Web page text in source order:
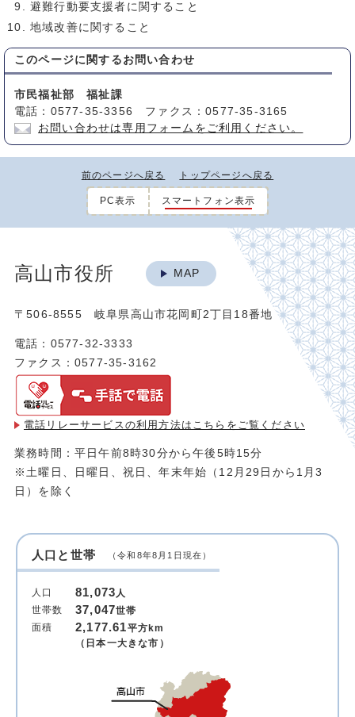
避難行動要支援者に関すること
地域改善に関すること
このページに関する お問い合わせ
市民福祉部 福祉課
電話：0577-35-3356 ファクス：0577-35-3165
お問い合わせは専用フォームをご利用ください。
前のページへ戻る トップページへ戻る
PC表示 スマートフォン表示
高山市役所 MAP
〒506-8555 岐阜県高山市花岡町2丁目18番地
電話：0577-32-3333
ファクス：0577-35-3162
電話リレーサービスの利用方法は こちらをご覧ください
業務時間：平日午前8時30分から午後5時15分
※土曜日、日曜日、祝日、年末年始（12月29日から1月3
日）を除く
人口と世帯 （令和8年8月1日現在）
人口 81,073人
世帯数
37,047世帯
面積
2,177.61平方km
（日本一大きな市）